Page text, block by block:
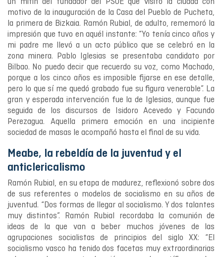
motivo de la inauguración de la Casa del Pueblo de Pucheta,
la primera de Bizkaia. Ramón Rubial, de adulto, rememoró la
impresión que tuvo en aquél instante: “Yo tenía cinco años y
mi padre me llevó a un acto público que se celebró en la
zona minera. Pablo Iglesias se presentaba candidato por
Bilbao. No puedo decir que recuerdo su voz, como Machado,
porque a los cinco años es imposible fijarse en ese detalle,
pero lo que sí me quedó grabado fue su figura venerable”. La
gran y esperada intervención fue la de Iglesias, aunque fue
seguida de los discursos de Isidoro Acevedo y Facundo
Perezagua. Aquella primera emoción en una incipiente
sociedad de masas le acompañó hasta el final de su vida.
Meabe, la rebeldía de la juventud y el
anticlericalismo
Ramón Rubial, en su etapa de madurez, reflexionó sobre dos
de sus referentes o modelos de socialismo en su años de
juventud. “Dos formas de llegar al socialismo. Y dos talantes
muy distintos”. Ramón Rubial recordaba la comunión de
ideas de la que van a beber muchos jóvenes de las
agrupaciones socialistas de principios del siglo XX: “El
socialismo vasco ha tenido dos facetas muy extraordinarias